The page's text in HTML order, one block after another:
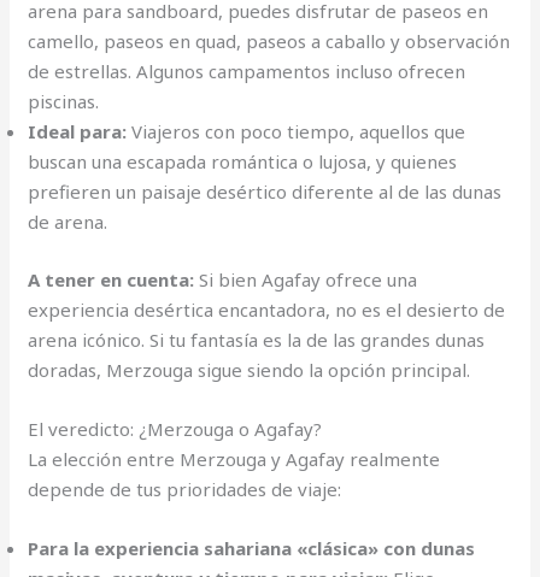
arena para sandboard, puedes disfrutar de paseos en
camello, paseos en quad, paseos a caballo y observación
de estrellas. Algunos campamentos incluso ofrecen
piscinas.
Ideal para: Viajeros con poco tiempo, aquellos que
buscan una escapada romántica o lujosa, y quienes
prefieren un paisaje desértico diferente al de las dunas
de arena.
A tener en cuenta: Si bien Agafay ofrece una
experiencia desértica encantadora, no es el desierto de
arena icónico. Si tu fantasía es la de las grandes dunas
doradas, Merzouga sigue siendo la opción principal.
El veredicto: ¿Merzouga o Agafay?
La elección entre Merzouga y Agafay realmente
depende de tus prioridades de viaje:
Para la experiencia sahariana «clásica» con dunas